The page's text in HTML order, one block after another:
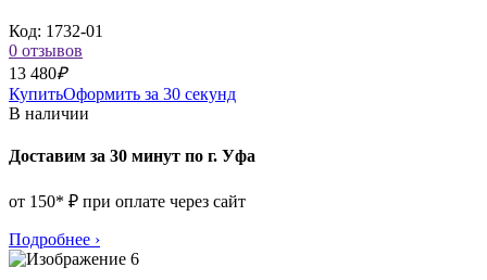
Код: 1732-01
0 отзывов
13 480₽
КупитьОформить за 30 секунд
В наличии
Доставим за 30 минут по г. Уфа
от 150* ₽ при оплате через сайт
Подробнее ›